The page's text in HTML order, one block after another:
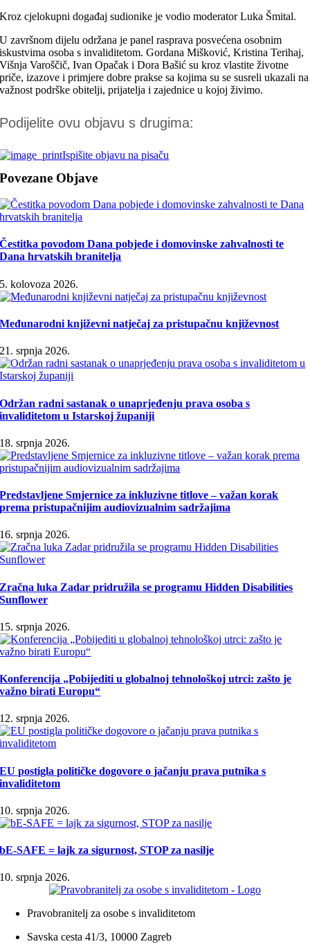
Kroz cjelokupni događaj sudionike je vodio moderator Luka Šmital.
U završnom dijelu održana je panel rasprava posvećena osobnim
iskustvima osoba s invaliditetom. Gordana Mišković, Kristina Terihaj,
Višnja Varoščič, Ivan Opačak i Dora Bašić su kroz vlastite životne
priče, izazove i primjere dobre prakse sa kojima su se susreli ukazali na
važnost podrške obitelji, prijatelja i zajednice u kojoj živimo.
Podijelite ovu objavu s drugima:
Ispišite objavu na pisaču
Povezane Objave
Čestitka povodom Dana pobjede i domovinske zahvalnosti te
Dana hrvatskih branitelja
5. kolovoza 2026.
Međunarodni književni natječaj za pristupačnu književnost
21. srpnja 2026.
Održan radni sastanak o unaprjeđenju prava osoba s
invaliditetom u Istarskoj županiji
18. srpnja 2026.
Predstavljene Smjernice za inkluzivne titlove – važan korak
prema pristupačnijim audiovizualnim sadržajima
16. srpnja 2026.
Zračna luka Zadar pridružila se programu Hidden Disabilities
Sunflower
15. srpnja 2026.
Konferencija „Pobijediti u globalnoj tehnološkoj utrci: zašto je
važno birati Europu“
12. srpnja 2026.
EU postigla političke dogovore o jačanju prava putnika s
invaliditetom
10. srpnja 2026.
bE-SAFE = lajk za sigurnost, STOP za nasilje
10. srpnja 2026.
Pravobranitelj za osobe s invaliditetom
Savska cesta 41/3, 10000 Zagreb